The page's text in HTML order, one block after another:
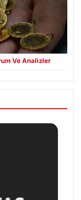
Ve Analizler